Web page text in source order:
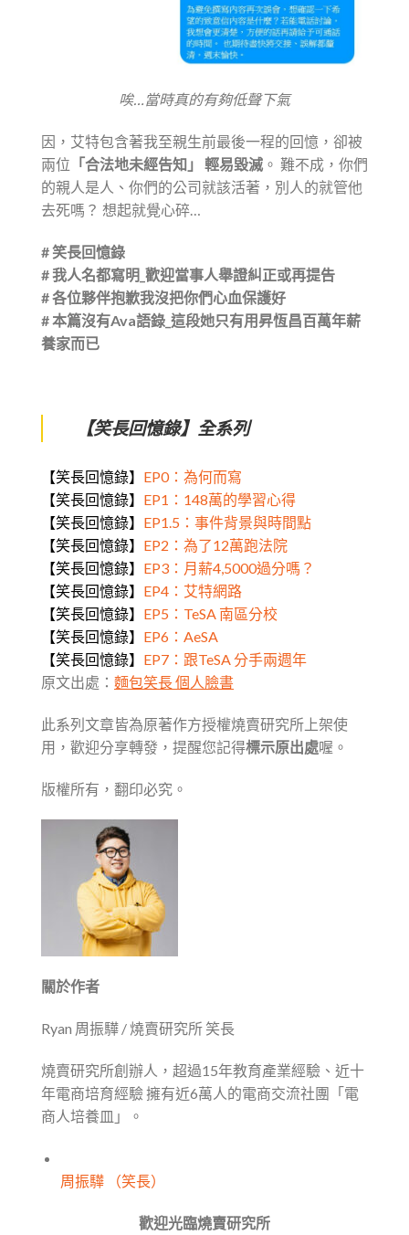
唉…當時真的有夠低聲下氣
因，艾特包含著我至親生前最後一程的回憶，卻被
兩位 「合法地未經告知」 輕易毀滅 。 難不成，你們
的親人是人、你們的公司就該活著，別人的就管他
去死嗎？ 想起就覺心碎…
# 笑長回憶錄
# 我人名都寫明_歡迎當事人舉證糾正或再提告
# 各位夥伴抱歉我沒把你們心血保護好
# 本篇沒有Ava語錄_這段她只有用昇恆昌百萬年薪
養家而已
【笑長回憶錄】全系列
【笑長回憶錄】 EP0：為何而寫
【笑長回憶錄】 EP1：148萬的學習心得
【笑長回憶錄】 EP1.5：事件背景與時間點
【笑長回憶錄】 EP2：為了12萬跑法院
【笑長回憶錄】 EP3：月薪4,5000過分嗎？
【笑長回憶錄】 EP4：艾特網路
【笑長回憶錄】 EP5：TeSA 南區分校
【笑長回憶錄】 EP6：AeSA
【笑長回憶錄】 EP7：跟TeSA 分手兩週年
原文出處： 麵包笑長 個人臉書
此系列文章皆為原著作方授權燒賣研究所上架使
用，歡迎分享轉發，提醒您記得標示原出處喔。
版權所有，翻印必究。
關於作者
Ryan 周振驊 / 燒賣研究所 笑長
燒賣研究所創辦人，超過15年教育產業經驗、近十
年電商培育經驗 擁有近6萬人的電商交流社團「電
商人培養皿」。
周振驊 （笑長）
歡迎光臨燒賣研究所